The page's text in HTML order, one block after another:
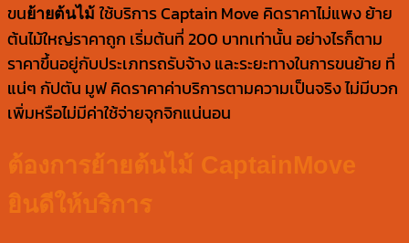
ขนย้ายต้นไม้ใช้บริการ Captain Move คิดราคาไม่แพง ย้าย
ต้นไม้ใหญ่ราคาถูก เริ่มต้นที่ 200 บาทเท่านั้น อย่างไรก็ตาม
ราคาขึ้นอยู่กับประเภทรถรับจ้าง และระยะทางในการขนย้าย ที่
แน่ๆ กัปตัน มูฟ คิดราคาค่าบริการตามความเป็นจริง ไม่มีบวก
เพิ่มหรือไม่มีค่าใช้จ่ายจุกจิกแน่นอน
ต้องการย้ายต้นไม้ CaptainMove
ยินดีให้บริการ